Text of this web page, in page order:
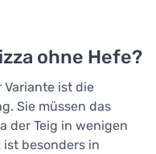
ohne Hefe?
Variante ist die
Sie müssen das
der Teig in wenigen
besonders in